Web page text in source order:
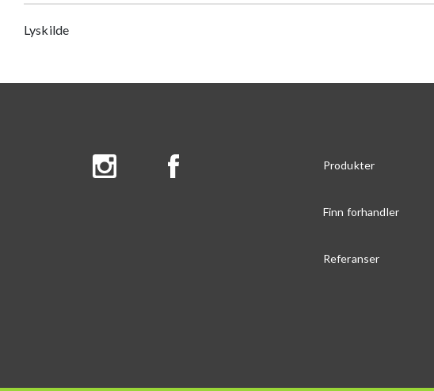
Lyskilde
Produkter
Finn forhandler
Referanser